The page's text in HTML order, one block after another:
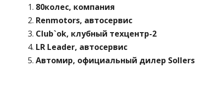
80колес, компания
Renmotors, автосервис
Club`ok, клубный техцентр-2
LR Leader, автосервис
Автомир, официальный дилер Sollers